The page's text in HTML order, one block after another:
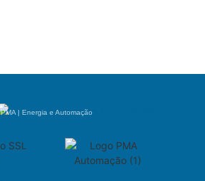
PMA | Energia e Automação